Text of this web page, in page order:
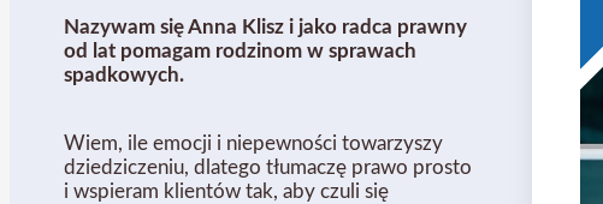
Nazywam się Anna Klisz i jako radca prawny
od lat pomagam rodzinom w sprawach
spadkowych.
Wiem, ile emocji i niepewności towarzyszy
dziedziczeniu, dlatego tłumaczę prawo prosto
i wspieram klientów tak, aby czuli się